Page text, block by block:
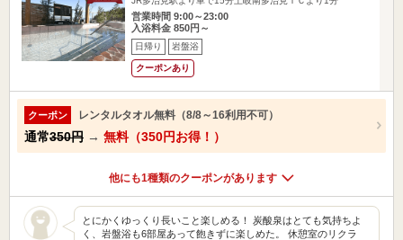
営業時間 9:00～23:00
入浴料金 850円～
日帰り 岩盤浴
クーポンあり
クーポン レンタルタオル無料（8/8～16利用不可）
通常350円 → 無料（350円お得！）
他にも1種類のクーポンがあります
とにかくゆっくり長いこと楽しめる！ 炭酸泉はとても気持ちよ
く、岩盤浴も6部屋あって飽きずに楽しめた。 休憩室のリクラ